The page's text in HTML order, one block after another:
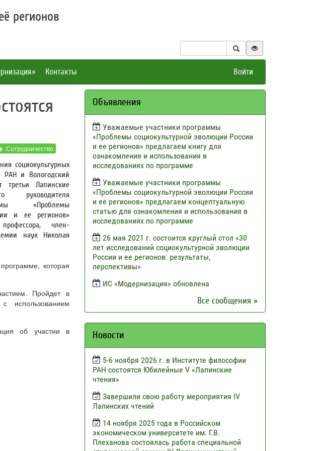
регионов
Контакты Войти
Сотрудничество
социокультурных
РАН и Вологодский
третьи Лапинские
руководителя
«Проблемы
и ее регионов»
член-
наук Николая
которая
Пройдет в
об участии в
Объявления
Уважаемые участники программы
«Проблемы социокультурной эволюции России
и ее регионов» предлагаем книгу для
ознакомления и использования в
исследованиях по программе
Уважаемые участники программы
«Проблемы социокультурной эволюции России
и ее регионов» предлагаем концептуальную
статью для ознакомления и использования в
исследованиях по программе
26 мая 2021 г. состоится круглый стол «30
лет исследований социокультурной эволюции
России и ее регионов: результаты,
перспективы»
ИС «Модернизация» обновлена
Все сообщения »
Новости
5-6 ноября 2026 г. в Институте философии
РАН состоятся Юбилейные V «Лапинские
чтения»
Завершили свою работу мероприятия IV
Лапинских чтений
14 ноября 2025 года в Российском
экономическом университете им. Г.В.
Плеханова состоялась работа специальной